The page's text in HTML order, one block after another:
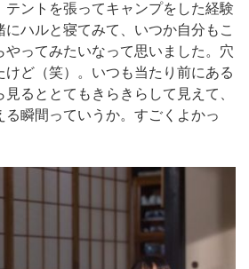
ントを張ってキャンプをした経験
ハルと寝てみて、いつか自分もこ
やってみたいなって思いました。穴
ど（笑）。いつも当たり前にある
るととてもきらきらして見えて、
瞬間っていうか。すごくよかっ